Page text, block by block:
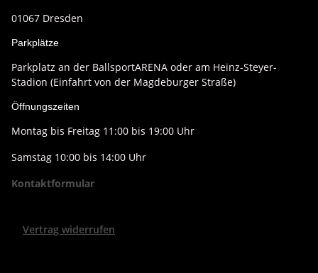
01067 Dresden
Parkplätze
Parkplatz an der BallsportARENA oder am Heinz-Steyer-
Stadion (Einfahrt von der Magdeburger Straße)
Öffnungszeiten
Montag bis Freitag 11:00 bis 19:00 Uhr
Samstag 10:00 bis 14:00 Uhr
Kontaktformular
Vertrag widerrufen